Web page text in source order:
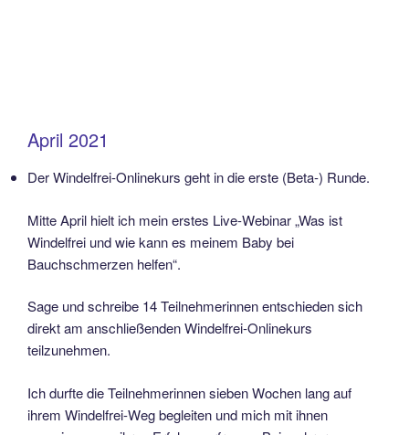
April 2021
Der Windelfrei-Onlinekurs geht in die erste (Beta-) Runde.
Mitte April hielt ich mein erstes Live-Webinar „Was ist
Windelfrei und wie kann es meinem Baby bei
Bauchschmerzen helfen“.
Sage und schreibe 14 Teilnehmerinnen entschieden sich
direkt am anschließenden Windelfrei-Onlinekurs
teilzunehmen.
Ich durfte die Teilnehmerinnen sieben Wochen lang auf
ihrem Windelfrei-Weg begleiten und mich mit ihnen